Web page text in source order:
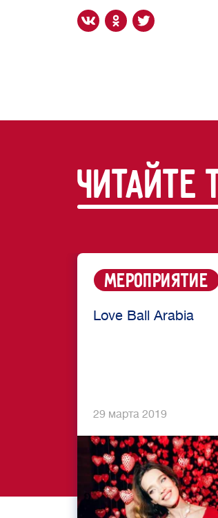
читайте
Мероприятие
Love Ball Arabia
29 марта 2019